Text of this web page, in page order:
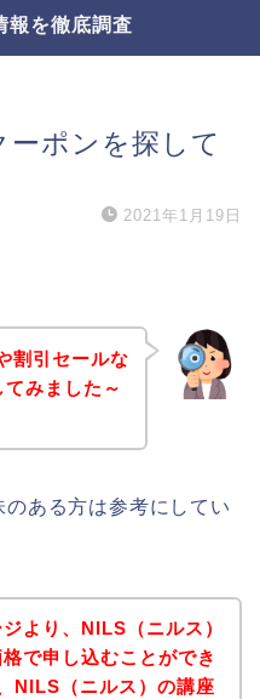
報を徹底調査
ポンを探して
2021年1月19日
割引セールな
みました～
ある方は参考にしてい
より、NILS（ニルス）
で申し込むことができ
NILS（ニルス）の講座